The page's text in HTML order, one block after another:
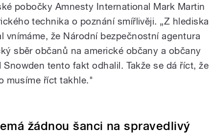
pobočky Amnesty International Mark Martin
technika o poznání smířlivěji. „Z hlediska
vnímáme, že Národní bezpečnostní agentura
sběr občanů na americké občany a občany
Snowden tento fakt odhalil. Takže se dá říct, že
musíme říct takhle."
žádnou šanci na spravedlivý